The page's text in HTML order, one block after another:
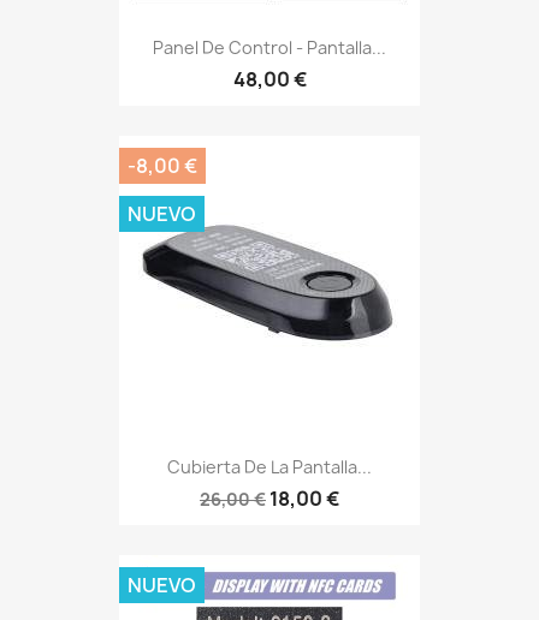
Panel De Control - Pantalla...
48,00 €
Cubierta De La Pantalla...
26,00 € 18,00 €
-8,00 €
NUEVO
NUEVO